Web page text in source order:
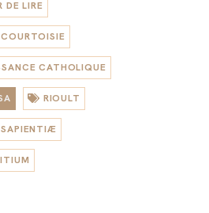
DE LIRE
CATHOLIQUE
RIOULT
SAPIENTIÆ